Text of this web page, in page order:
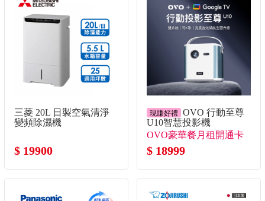
三菱 20L 日製空氣清淨
變頻除濕機
$ 19900
現賺好禮
OVO 行動至尊
U10智慧投影機
OVO豪華餐月租開通卡
+送月租開通卡*3！+送
$ 18999